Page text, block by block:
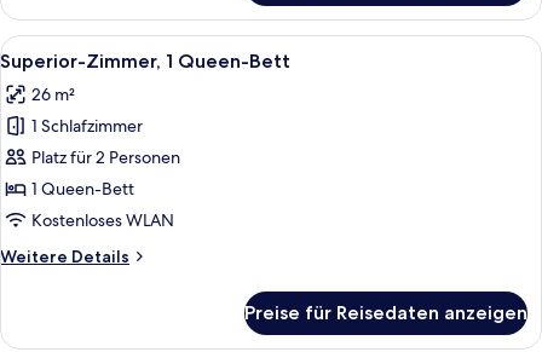
Zimmer,
1 Queen-
Bett
und
Schlafsofa
Alle
Fotos
für
Superior-
Zimmer,
1
Queen-
anzeigen
Ein Hotelzimmer mit einem großen
6
Superior-Zimmer, 1 Queen-Bett
26 m²
1 Schlafzimmer
Platz für 2 Personen
1 Queen-Bett
Kostenloses WLAN
Weitere Details
Weitere
Zimmer,
Preise für Reisedaten anzeigen